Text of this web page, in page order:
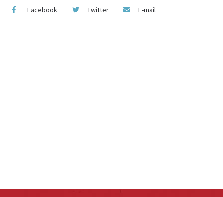
Facebook Twitter E-mail